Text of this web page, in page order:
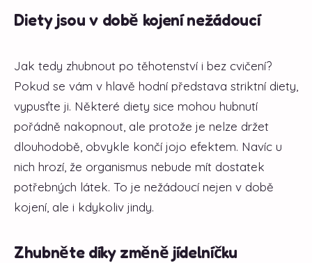
Diety jsou v době kojení nežádoucí
Jak tedy zhubnout po těhotenství i bez cvičení?
Pokud se vám v hlavě hodní představa striktní diety,
vypusťte ji. Některé diety sice mohou hubnutí
pořádně nakopnout, ale protože je nelze držet
dlouhodobě, obvykle končí jojo efektem. Navíc u
nich hrozí, že organismus nebude mít dostatek
potřebných látek. To je nežádoucí nejen v době
kojení, ale i kdykoliv jindy.
Zhubněte díky změně jídelníčku